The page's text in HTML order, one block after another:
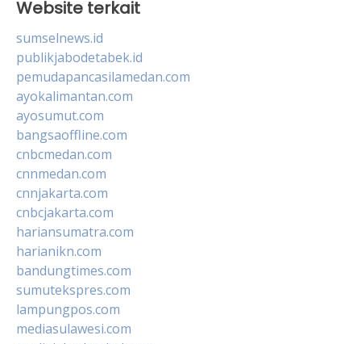
Website terkait
sumselnews.id
publikjabodetabek.id
pemudapancasilamedan.com
ayokalimantan.com
ayosumut.com
bangsaoffline.com
cnbcmedan.com
cnnmedan.com
cnnjakarta.com
cnbcjakarta.com
hariansumatra.com
harianikn.com
bandungtimes.com
sumutekspres.com
lampungpos.com
mediasulawesi.com